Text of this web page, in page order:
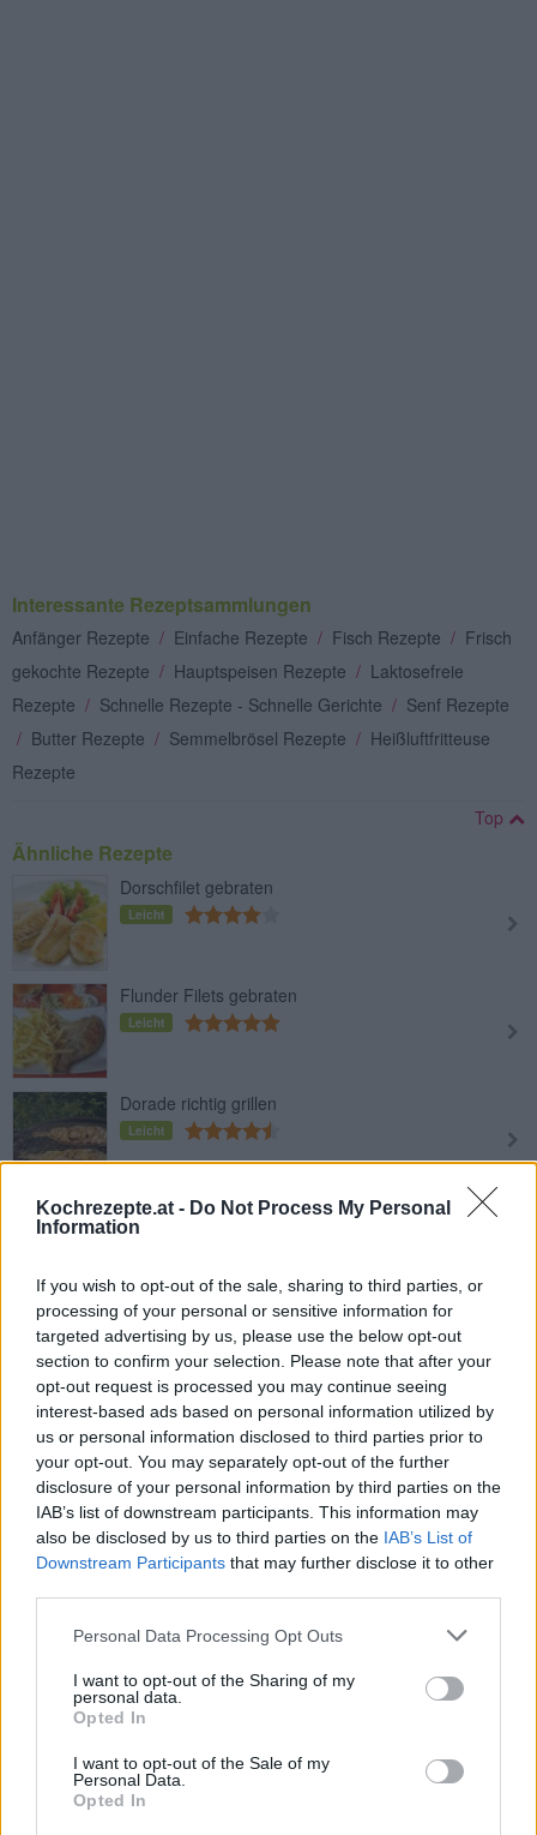
Kochrezepte.at - Do Not Process My Personal
Information
If you wish to opt-out of the sale, sharing to third parties, or
processing of your personal or sensitive information for
targeted advertising by us, please use the below opt-out
section to confirm your selection. Please note that after your
opt-out request is processed you may continue seeing
interest-based ads based on personal information utilized by
us or personal information disclosed to third parties prior to
your opt-out. You may separately opt-out of the further
disclosure of your personal information by third parties on the
IAB’s list of downstream participants. This information may
also be disclosed by us to third parties on the IAB’s List of
Downstream Participants that may further disclose it to other
Personal Data Processing Opt Outs
I want to opt-out of the Sharing of my
personal data.
Opted In
I want to opt-out of the Sale of my
Personal Data.
Opted In
Interessante Rezeptsammlungen
Anfänger Rezepte / Einfache Rezepte / Fisch Rezepte / Frisch
gekochte Rezepte / Hauptspeisen Rezepte / Laktosefreie
Rezepte / Schnelle Rezepte - Schnelle Gerichte / Senf Rezepte
/ Butter Rezepte / Semmelbrösel Rezepte / Heißluftfritteuse
Rezepte
Top
Ähnliche Rezepte
Dorschfilet gebraten
Leicht
Flunder Filets gebraten
Leicht
Dorade richtig grillen
Leicht
Gegrillte Dorade
Leicht
Gebackener Fisch
Leicht
Backfisch
Leicht
Goldbrasse braten
Leicht
Wolfsbarsch im Salzmantel
Leicht